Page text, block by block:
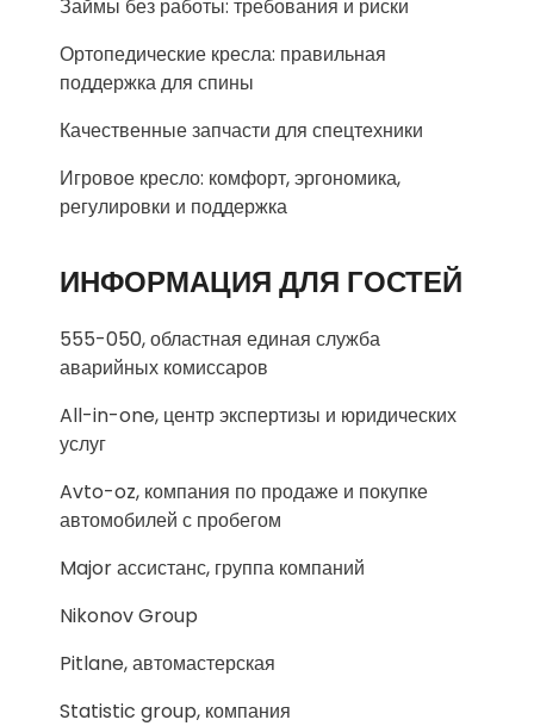
Займы без работы: требования и риски
Ортопедические кресла: правильная
поддержка для спины
Качественные запчасти для спецтехники
Игровое кресло: комфорт, эргономика,
регулировки и поддержка
ИНФОРМАЦИЯ ДЛЯ ГОСТЕЙ
555-050, областная единая служба
аварийных комиссаров
All-in-one, центр экспертизы и юридических
услуг
Avto-oz, компания по продаже и покупке
автомобилей с пробегом
Major ассистанс, группа компаний
Nikonov Group
Pitlane, автомастерская
Statistic group, компания